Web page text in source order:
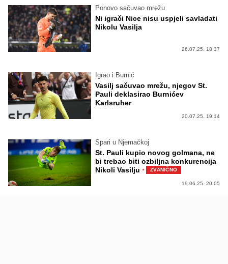
Ponovo sačuvao mrežu
Ni igrači Nice nisu uspjeli savladati
Nikolu Vasilja
26.07.25. 18:37
Igrao i Burnić
Vasilj sačuvao mrežu, njegov St.
Pauli deklasirao Burnićev
Karlsruher
20.07.25. 19:14
Spari u Njemačkoj
St. Pauli kupio novog golmana, ne
bi trebao biti ozbiljna konkurencija
Nikoli Vasilju · ZVANIČNO
19.06.25. 20:05